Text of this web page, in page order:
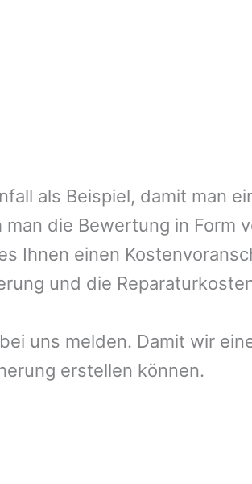
als Beispiel, damit man
die Bewertung in Form
Ihnen einen
und die
uns melden. Damit wir
erstellen können.